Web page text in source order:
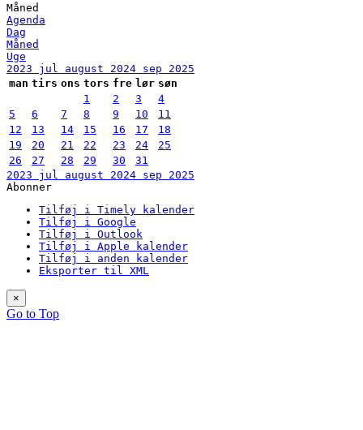
Måned
Agenda
Dag
Måned
Uge
2023 jul august 2024 sep 2025
man tirs ons tors fre lør søn
1
2 3
4
5
6 7 8 9 10
11
12
13 14 15 16 17
18
19
20 21 22 23 24
25
26
27 28 29 30
31
2023 jul august 2024 sep 2025
Abonner
Tilføj i Timely kalender
Tilføj i Google
Tilføj i Outlook
Tilføj i Apple kalender
Tilføj i anden kalender
Eksporter til XML
×
Go to Top